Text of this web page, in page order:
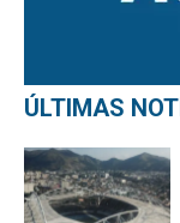
ÚLTIMAS